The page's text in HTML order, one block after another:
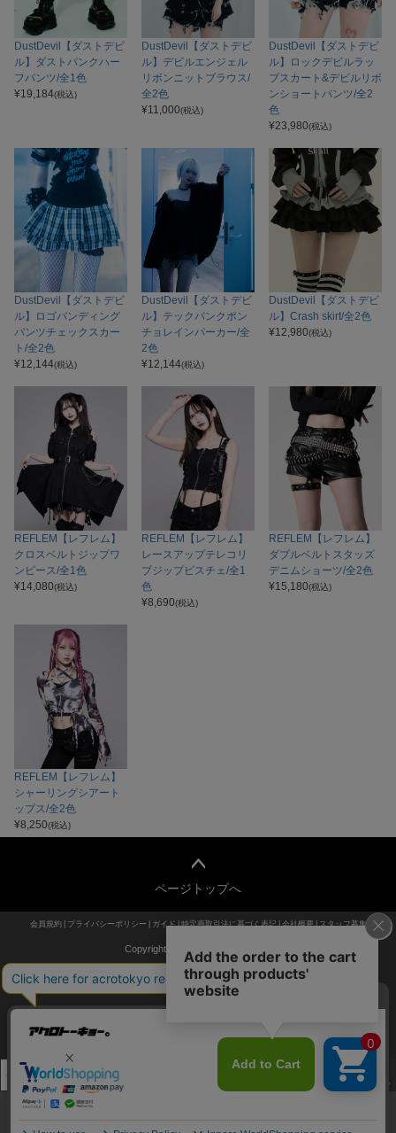
DustDevil【ダストデビ
ル】ダストパンクハー
フパンツ/全1色
¥19,184(税込)
DustDevil【ダストデビ
ル】デビルエンジェル
リボンニットブラウス/
全2色
¥11,000(税込)
DustDevil【ダストデビ
ル】ロックデビルラッ
プスカート&デビルリボ
ンショートパンツ/全2
色
¥23,980(税込)
DustDevil【ダストデビ
ル】ロゴバンディング
パンツチェックスカー
ト/全2色
¥12,144(税込)
DustDevil【ダストデビ
ル】テックパンクポン
チョレインパーカー/全
2色
¥12,144(税込)
DustDevil【ダストデビ
ル】Crash skirt/全2色
¥12,980(税込)
REFLEM【レフレム】
クロスベルトジップワ
ンピース/全1色
¥14,080(税込)
REFLEM【レフレム】
レースアップテレコリ
ブジップビスチェ/全1
色
¥8,690(税込)
REFLEM【レフレム】
ダブルベルトスタッズ
デニムショーツ/全2色
¥15,180(税込)
REFLEM【レフレム】
シャーリングシアート
ップス/全2色
¥8,250(税込)
ページトップへ
会員規約 プライバシーポリシー ガイド 特定商取引法に基づく表記 会社概要 スタッフ募集
Copyright P.B.I All Right Reserved.